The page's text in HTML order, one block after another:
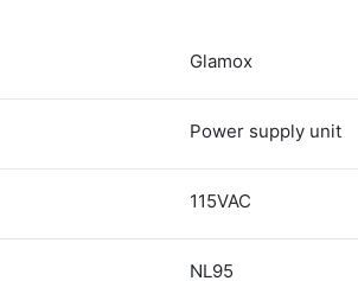
Glamox
Power supply unit
115VAC
NL95